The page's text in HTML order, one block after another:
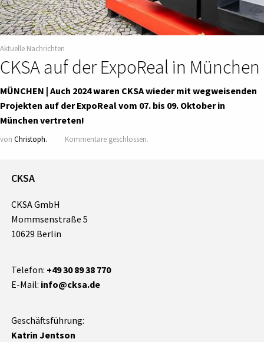
Aktuelle Nachrichten
CKSA auf der ExpoReal in München
MÜNCHEN | Auch 2024 waren CKSA wieder mit wegweisenden
Projekten auf der ExpoReal vom 07. bis 09. Oktober in
München vertreten!
von Christoph. Kommentare geschlossen.
CKSA
CKSA GmbH
Mommsenstraße 5
10629 Berlin
Telefon: +49 30 89 38 770
E-Mail: info@cksa.de
Geschäftsführung:
Katrin Jentson